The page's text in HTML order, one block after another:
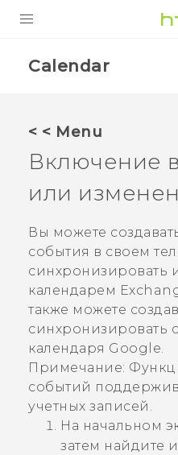
ПОДДЕРЖКА
Calendar
< < Menu
Включение
или
Вы можете
события в своем
синхронизировать
календарем
также можете
синхронизировать
календаря Google
Примечание:
событий
учетных записей.
На начальном
затем найдите